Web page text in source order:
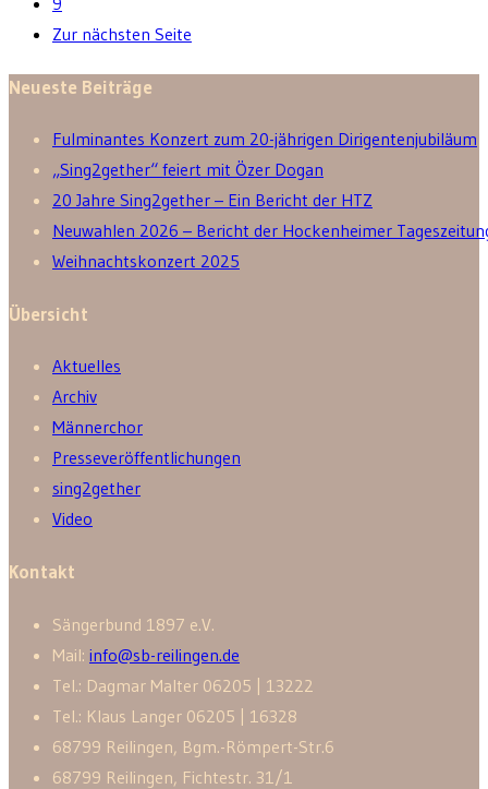
Zur nächsten Seite
Neueste Beiträge
Fulminantes Konzert zum 20-jährigen Dirigentenjubiläum
„Sing2gether“ feiert mit Özer Dogan
20 Jahre Sing2gether – Ein Bericht der HTZ
Neuwahlen 2026 – Bericht der Hockenheimer
Weihnachtskonzert 2025
Übersicht
Aktuelles
Archiv
Männerchor
Presseveröffentlichungen
sing2gether
Video
Kontakt
Sänger­bund 1897 e.V.
Mail: info@sb-reilingen.de
Tel.: Dagmar Malter 06205 | 13222
Tel.: Klaus Langer 06205 | 16328
68799 Reilingen, Bgm.-Römpert-Str.6
68799 Reilingen, Fichtestr. 31/1